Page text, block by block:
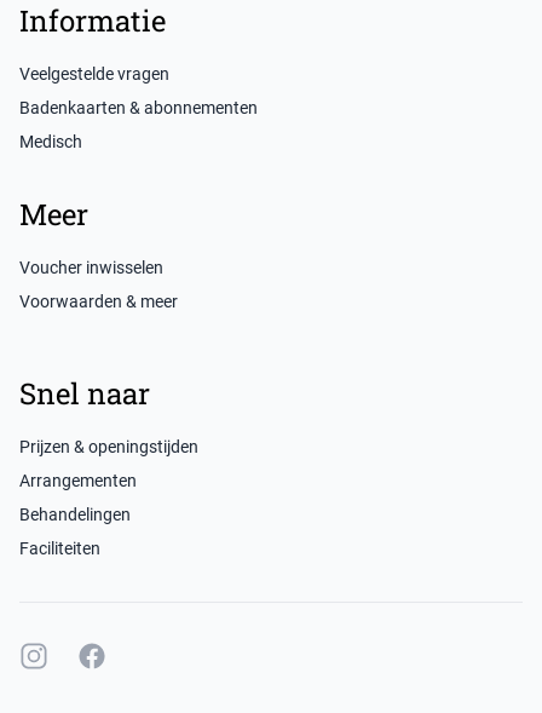
Informatie
Veelgestelde vragen
Badenkaarten & abonnementen
Medisch
Meer
Voucher inwisselen
Voorwaarden & meer
Snel naar
Prijzen & openingstijden
Arrangementen
Behandelingen
Faciliteiten
InstagramFacebook